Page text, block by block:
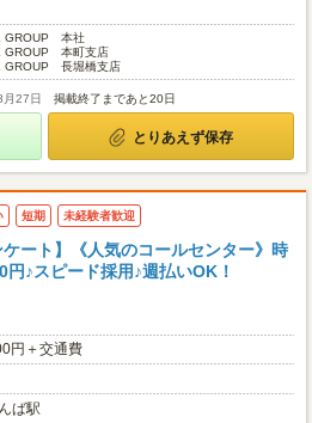
GROUP 本社
GROUP 本町支店
GROUP 長堀橋支店
月27日 掲載終了まであと20日
とりあえず保存
短期 未経験者歓迎
ケート】《人気のコールセンター》時
円♪スピード採用♪週払いOK！
円＋交通費
ば駅